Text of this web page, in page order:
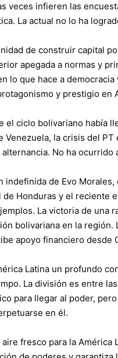
veces infieren las
La actual no lo ha
de construir capital
apegada a normas y
que hace a democracia
y prestigio en
el ciclo bolivariano había
la crisis del
No ha ocurrido
de Evo
Honduras y el reciente
La victoria de una
bolivariana en la región.
apoyo financiero desde
Latina un profundo
La división es entre
para llegar al poder,
en él.
fresco para la